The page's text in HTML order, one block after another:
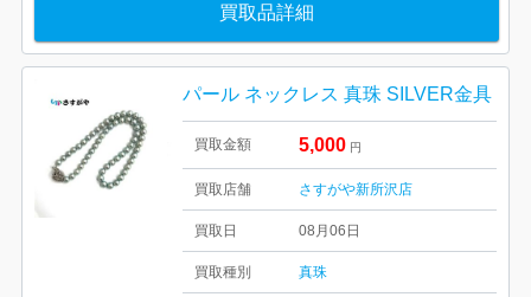
買取品詳細
パール ネックレス 真珠 SILVER金具
買取金額 5,000 円
買取店舗 さすがや新所沢店
買取日 08月06日
買取種別 真珠